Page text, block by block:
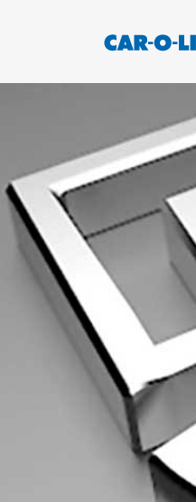
Car-
O-
Collision